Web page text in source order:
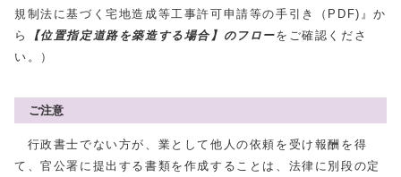
規制法に基づく宅地造成等工事許可申請等の手引き（PDF)』か
ら
【位置指定道路を築造する場合】のフローをご確認くださ
い。）
ご注意
行政書士でない方が、業として他人の依頼を受け報酬を得
て、官公署に提出する書類を作成することは、法律に別段の定